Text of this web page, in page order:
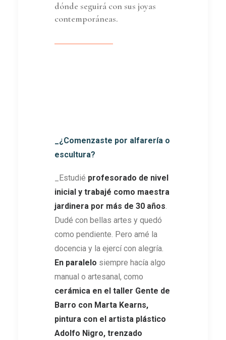
dónde seguirá con sus joyas
contemporáneas.
_¿Comenzaste por alfarería o
escultura?
_Estudié profesorado de nivel
inicial y trabajé como maestra
jardinera por más de 30 años.
Dudé con bellas artes y quedó
como pendiente. Pero amé la
docencia y la ejercí con alegría.
En paralelo siempre hacía algo
manual o artesanal, como
cerámica en el taller Gente de
Barro con Marta Kearns,
pintura con el artista plástico
Adolfo Nigro, trenzado